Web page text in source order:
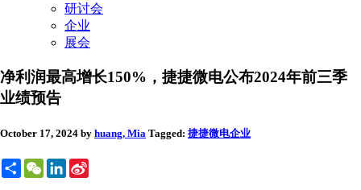
研讨会
企业
展会
净利润最高增长150%，捷捷微电公布2024年前三季
业绩预告
October 17, 2024 by huang, Mia Tagged: 捷捷微电企业
ShareWeChatLinkedIn